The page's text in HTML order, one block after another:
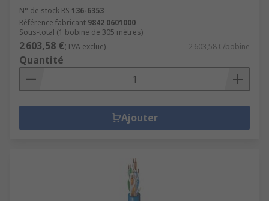
N° de stock RS 136-6353
Référence fabricant 9842 0601000
Sous-total (1 bobine de 305 mètres)
2 603,58 €(TVA exclue) 2 603,58 €/bobine
Quantité
Ajouter